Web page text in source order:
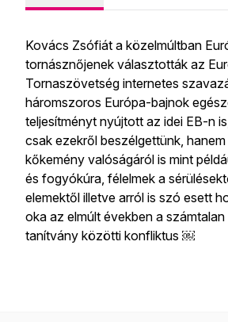
Kovács Zsófiát a közelmúltban
tornásznőjenek választották az
Tornaszövetség internetes
háromszoros Európa-bajnok
teljesítményt nyújtott az idei EB-n
csak ezekről beszélgettünk,
kőkemény valóságáról is mint
és fogyókúra, félelmek a
elemektől illetve arról is szó esett
oka az elmúlt években a
tanítvány közötti konfliktus ￼